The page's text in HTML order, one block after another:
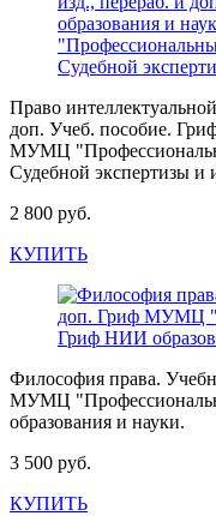
Право
доп. Учеб. пособие.
МУМЦ
Судебной экспертизы и
2 800 руб.
КУПИТЬ
Философия права.
МУМЦ
образования и науки.
3 500 руб.
КУПИТЬ